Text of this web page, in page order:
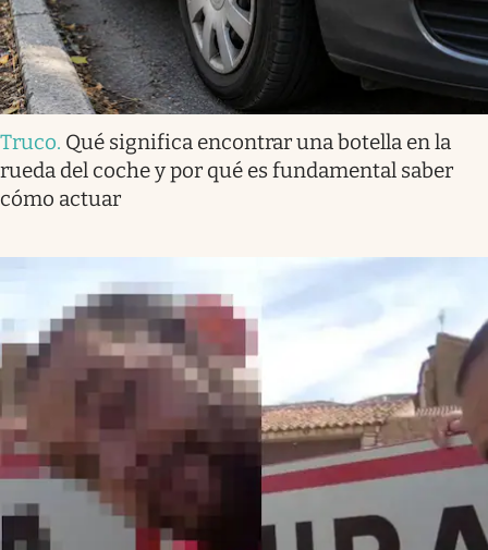
Truco. Qué significa encontrar una botella en la
rueda del coche y por qué es fundamental saber
cómo actuar